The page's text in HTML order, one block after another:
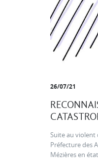
26/07/21
Suite au violent
Préfecture des
Mézières en